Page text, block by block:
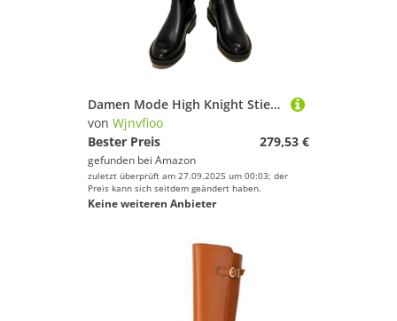
Damen Mode High Knight Stiefel Schwarz Leder Schuhe Herbst Winter Stiefel Damen Lange Motorrad Botas
von Wjnvfioo
Bester Preis
279,53 €
gefunden bei Amazon
zuletzt überprüft am 27.09.2025 um 00:03; der
Preis kann sich seitdem geändert haben.
Keine weiteren Anbieter